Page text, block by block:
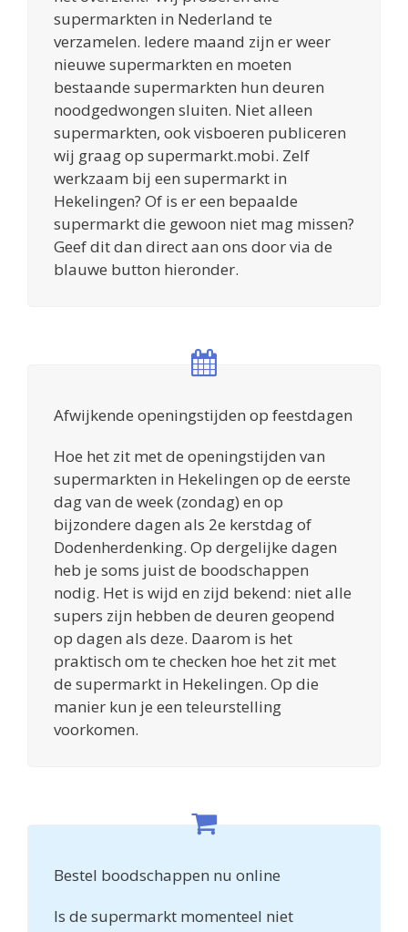
supermarkten in Nederland te
verzamelen. Iedere maand zijn er weer
nieuwe supermarkten en moeten
bestaande supermarkten hun deuren
noodgedwongen sluiten. Niet alleen
supermarkten, ook visboeren publiceren
wij graag op supermarkt.mobi. Zelf
werkzaam bij een supermarkt in
Hekelingen? Of is er een bepaalde
supermarkt die gewoon niet mag missen?
Geef dit dan direct aan ons door via de
blauwe button hieronder.
Afwijkende openingstijden op feestdagen
Hoe het zit met de openingstijden van
supermarkten in Hekelingen op de eerste
dag van de week (zondag) en op
bijzondere dagen als 2e kerstdag of
Dodenherdenking. Op dergelijke dagen
heb je soms juist de boodschappen
nodig. Het is wijd en zijd bekend: niet alle
supers zijn hebben de deuren geopend
op dagen als deze. Daarom is het
praktisch om te checken hoe het zit met
de supermarkt in Hekelingen. Op die
manier kun je een teleurstelling
voorkomen.
Bestel boodschappen nu online
Is de supermarkt momenteel niet